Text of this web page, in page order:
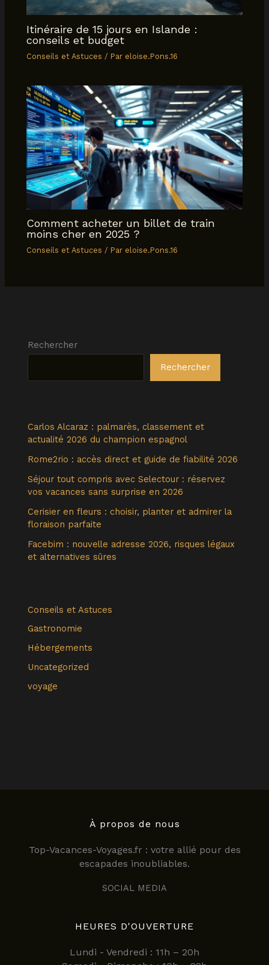
Itinéraire de 15 jours en Islande :
conseils et budget
Conseils et Astuces / Par eloise.Pons.16
Comment acheter un billet de train
moins cher en 2025 ?
Conseils et Astuces / Par eloise.Pons.16
Rechercher
Rechercher
Carlos Alcaraz : palmarès, classement et
actualité 2026 du champion espagnol
Rome2rio : accès direct et guide de fiabilité 2026
Séjour tout compris avec Selectour : réservez
vos vacances sans surprise en 2026
Cerisier en fleurs : choisir, planter et admirer la
floraison parfaite
Facebim : nouvelle adresse 2026, risques légaux
et alternatives sûres
Conseils et Astuces
Gastronomie
Hébergements
Uncategorized
voyage
À propos de nous
Top-Vacances-Voyages.fr : votre allié pour des
escapades inoubliables.
SOCIAL MEDIA
HEURES D'OUVERTURE
Lundi - Vendredi : 11h – 20h